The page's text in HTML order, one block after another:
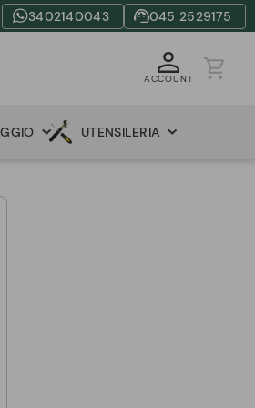
3402140043 045 2529175
ACCOUNT
UTENSILERIA